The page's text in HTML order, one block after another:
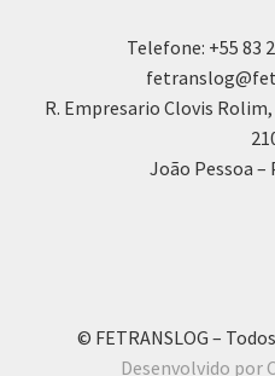
Telefone: +55 83
R. Empresario Clovis
João Pessoa –
© FETRANSLOG –
Desenvolvido por